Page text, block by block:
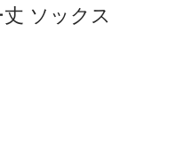
ソックス